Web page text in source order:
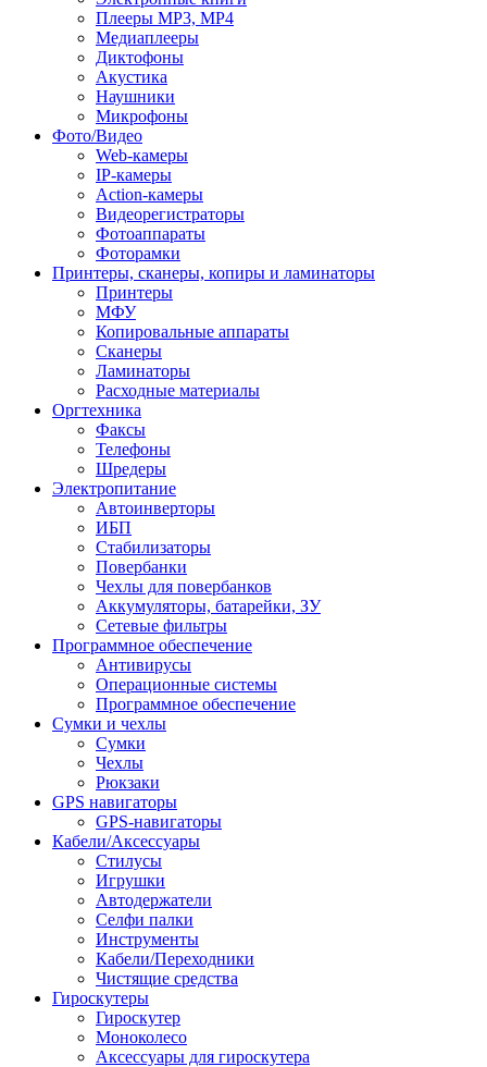
Плееры MP3, MP4
Медиаплееры
Диктофоны
Акустика
Наушники
Микрофоны
Фото/Видео
Web-камеры
IP-камеры
Action-камеры
Видеорегистраторы
Фотоаппараты
Фоторамки
Принтеры, сканеры, копиры и ламинаторы
Принтеры
МФУ
Копировальные аппараты
Сканеры
Ламинаторы
Расходные материалы
Оргтехника
Факсы
Телефоны
Шредеры
Электропитание
Автоинверторы
ИБП
Стабилизаторы
Повербанки
Чехлы для повербанков
Аккумуляторы, батарейки, ЗУ
Сетевые фильтры
Программное обеспечение
Антивирусы
Операционные системы
Программное обеспечение
Сумки и чехлы
Сумки
Чехлы
Рюкзаки
GPS навигаторы
GPS-навигаторы
Кабели/Аксессуары
Стилусы
Игрушки
Автодержатели
Селфи палки
Инструменты
Кабели/Переходники
Чистящие средства
Гироскутеры
Гироскутер
Моноколесо
Аксессуары для гироскутера